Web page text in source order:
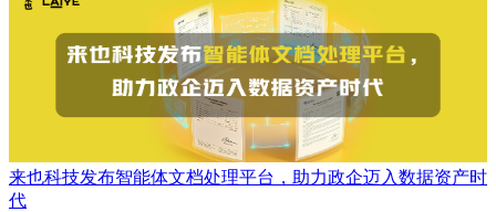
来也科技发布智能体文档处理平台，助力政企迈入数据资产时
代